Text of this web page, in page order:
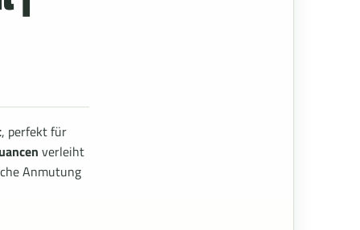
, perfekt für
verleiht
Anmutung